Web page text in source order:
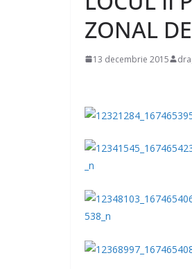
ZONAL
13 decembrie 2015